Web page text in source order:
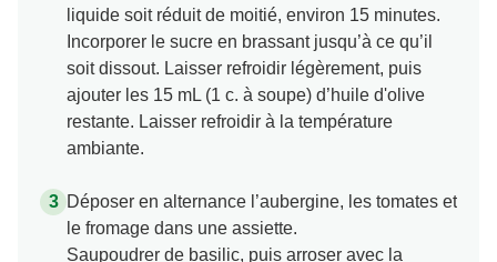
liquide soit réduit de moitié, environ 15 minutes.
Incorporer le sucre en brassant jusqu’à ce qu’il
soit dissout. Laisser refroidir légèrement, puis
ajouter les 15 mL (1 c. à soupe) d’huile d'olive
restante. Laisser refroidir à la température
ambiante.
Déposer en alternance l’aubergine, les tomates et
le fromage dans une assiette.
Saupoudrer de basilic, puis arroser avec la